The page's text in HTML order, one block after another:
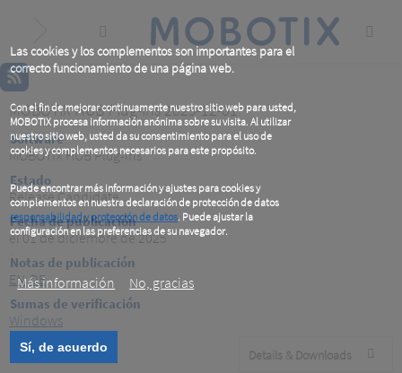
Las cookies y los complementos son importantes para el
correcto funcionamiento de una página web.
Con el fin de mejorar continuamente nuestro sitio web para usted,
MOBOTIX procesa información anónima sobre su visita. Al utilizar
nuestro sitio web, usted da su consentimiento para el uso de
cookies y complementos necesarios para este propósito.
Puede encontrar más información y ajustes para cookies y
complementos en nuestra declaración de protección de datos
responsabilidad y protección de datos. Puede ajustar la
configuración en las preferencias de su navegador.
Más información
No, gracias
Sí, de acuerdo
content
MOBOTIX HUB Plug-Ins 2025-12-01
Software
MOBOTIX HUB Plug-Ins
Estado
Release Candidate
Fecha de publicación
el 01 de diciembre de 2025
Notas de publicación
EN DE
Sumas de verificación
Windows
Details & Downloads